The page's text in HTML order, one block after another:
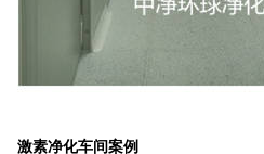
激素净化车间案例